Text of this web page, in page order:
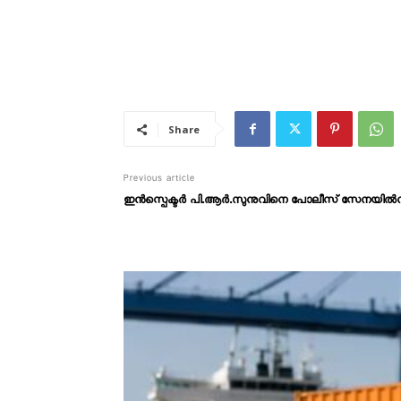
Share
Previous article
ഇന്‍സ്പെക്ടര്‍ പി.ആര്‍.സുനുവിനെ പോലീസ് സേനയില്‍നിന്നു